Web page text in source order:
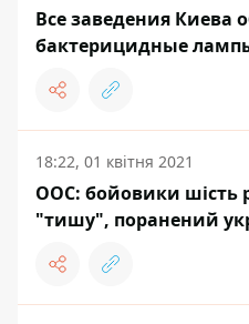
Все заведения Киева
бактерицидные
18:22, 01 квітня 2021
ООС: бойовики шість
"тишу", поранений